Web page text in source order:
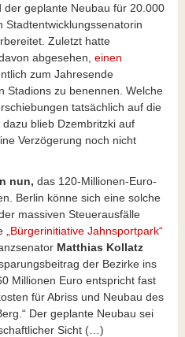
geplante Neubau für 20.000
Stadtentwicklungssenatorin
Zuletzt hatte
abgesehen, einen
zum Jahresende
Stadions zu benennen. Welche
tatsächlich auf die
blieb Dzembritzki auf
Verzögerung noch nicht
nun, das 120-Millionen-Euro-
Berlin könne sich eine solche
massiven Steuerausfälle
„Bürgerinitiative Jahnsportpark“
Matthias Kollatz
der Bezirke ins
Millionen Euro entspricht fast
für Abriss und Neubau des
Der geplante Neubau sei
Sicht (…)